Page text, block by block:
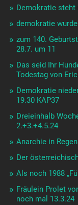
Demokratie steht
demokratie
zum 140.
28.7. um 11
Das seid Ihr
Todestag von
Demokratie
19.30 KAP37
Dreieinhalb
2.+3.+4.5.24
Anarchie in
Der
Als noch 1988
Fräulein Prolet
noch mal 13.3.24